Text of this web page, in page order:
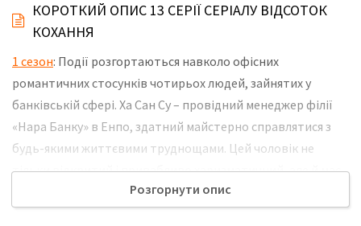
КОРОТКИЙ ОПИС 13 СЕРІЇ СЕРІАЛУ ВІДСОТОК
КОХАННЯ
1 сезон: Події розгортаються навколо офісних
романтичних стосунків чотирьох людей, зайнятих у
банківській сфері. Ха Сан Су – провідний менеджер філії
«Нара Банку» в Енпо, здатний майстерно справлятися з
будь-якими життєвими труднощами. Цей чоловік не
тільки відкритий і привабливо харизматичний, але й має
атлетично розвинене тіло, що більше відповідає
Розгорнути опис